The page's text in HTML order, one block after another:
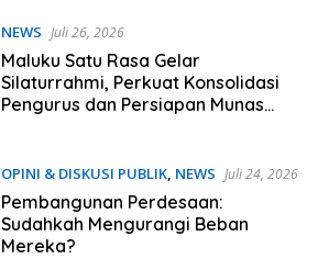
NEWS Juli 26, 2026
Maluku Satu Rasa Gelar
Silaturrahmi, Perkuat Konsolidasi
Pengurus dan Persiapan Munas
OPINI & DISKUSI PUBLIK, NEWS Juli 24, 2026
Pembangunan Perdesaan:
Sudahkah Mengurangi Beban